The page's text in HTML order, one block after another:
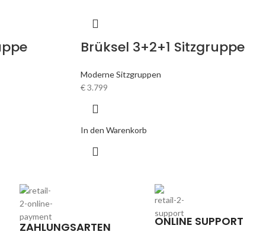
Brüksel 3+2+1 Sitzgruppe
Moderne Sitzgruppen
€3.799
In den Warenkorb
ZAHLUNGSARTEN ONLINE SUPPORT